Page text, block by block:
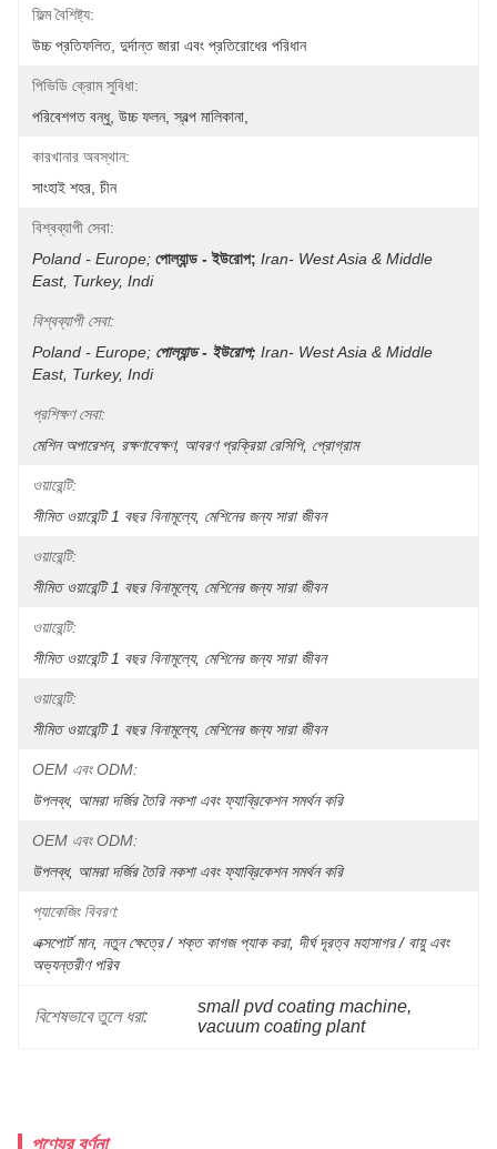
ফিল্ম বৈশিষ্ট্য:
উচ্চ প্রতিফলিত, দুর্দান্ত জারা এবং প্রতিরোধের পরিধান
পিভিডি ক্রোম সুবিধা:
পরিবেশগত বন্ধু, উচ্চ ফলন, স্বল্প মালিকানা,
কারখানার অবস্থান:
সাংহাই শহর, চীন
বিশ্বব্যাপী সেবা:
Poland - Europe; পোল্যান্ড - ইউরোপ; Iran- West Asia & Middle
East, Turkey, Indi
বিশ্বব্যাপী সেবা:
Poland - Europe; পোল্যান্ড - ইউরোপ; Iran- West Asia & Middle
East, Turkey, Indi
প্রশিক্ষণ সেবা:
মেশিন অপারেশন, রক্ষণাবেক্ষণ, আবরণ প্রক্রিয়া রেসিপি, প্রোগ্রাম
ওয়ারেন্টি:
সীমিত ওয়ারেন্টি 1 বছর বিনামূল্যে, মেশিনের জন্য সারা জীবন
ওয়ারেন্টি:
সীমিত ওয়ারেন্টি 1 বছর বিনামূল্যে, মেশিনের জন্য সারা জীবন
ওয়ারেন্টি:
সীমিত ওয়ারেন্টি 1 বছর বিনামূল্যে, মেশিনের জন্য সারা জীবন
ওয়ারেন্টি:
সীমিত ওয়ারেন্টি 1 বছর বিনামূল্যে, মেশিনের জন্য সারা জীবন
OEM এবং ODM:
উপলব্ধ, আমরা দর্জির তৈরি নকশা এবং ফ্যাব্রিকেশন সমর্থন করি
OEM এবং ODM:
উপলব্ধ, আমরা দর্জির তৈরি নকশা এবং ফ্যাব্রিকেশন সমর্থন করি
প্যাকেজিং বিবরণ:
এক্সপোর্ট মান, নতুন ক্ষেত্রে / শক্ত কাগজ প্যাক করা, দীর্ঘ দূরত্ব মহাসাগর / বায়ু এবং
অভ্যন্তরীণ পরিব
বিশেষভাবে তুলে ধরা:
small pvd coating machine,
vacuum coating plant
পণ্যের বর্ণনা